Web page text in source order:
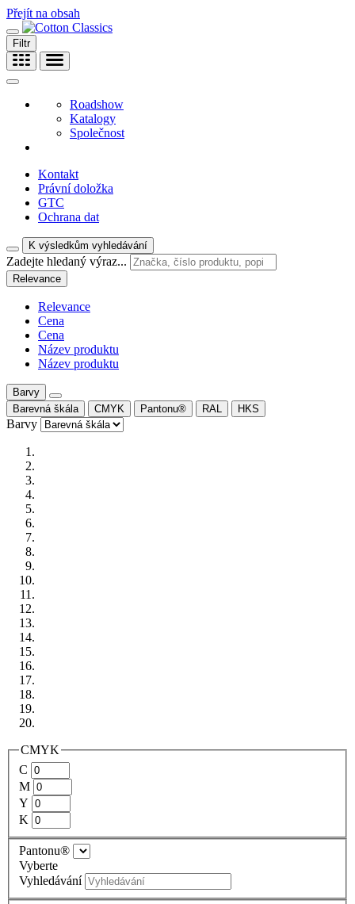
Přejít na obsah
Filtr
Roadshow
Katalogy
Společnost
Kontakt
Právní doložka
GTC
Ochrana dat
K výsledkům vyhledávání
Zadejte hledaný výraz...
Relevance
Relevance
Cena
Cena
Název produktu
Název produktu
Barvy
Barevná škála
CMYK Pantonu® RAL HKS
Barvy
CMYK
C
M
Y
K
Pantonu®
Vyberte
Vyhledávání